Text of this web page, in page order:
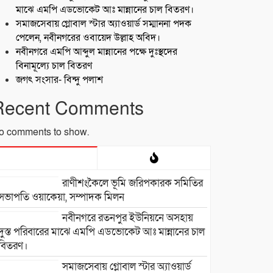
মাঝে এমপি এডভোকেট আঃ মান্নানের চাল বিতরণ।
সমাজসেবায় গ্লোবাল স্টার অ্যাওয়ার্ড সম্মাননা পদক
পেলেন, নবীনগরের ওবায়েদ উল্লাহ অবিদ।
নবীনগরে এমপি আব্দুল মান্নানের পক্ষে দুঃস্থদের
বিনামূল্যে চাল বিতরণ
জগৎ সংসার- বিন্দু পলাশ
Comments
comments to show.
রাণীশংকৈলে ভূমি জরিপকারক সমিতির
ওয়াকেয়া, সম্পাদক মিলন
নবীনগরে রতনপুর ইউনিয়নে অসহায়
পরিবারের মাঝে এমপি এডভোকেট আঃ মান্নানের চাল
সমাজসেবায় গ্লোবাল স্টার অ্যাওয়ার্ড